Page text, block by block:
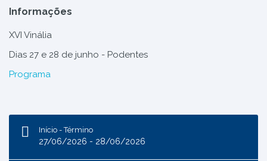
Informações
XVI Vinália
Dias 27 e 28 de junho - Podentes
Programa
Início - Término
27/06/2026 - 28/06/2026